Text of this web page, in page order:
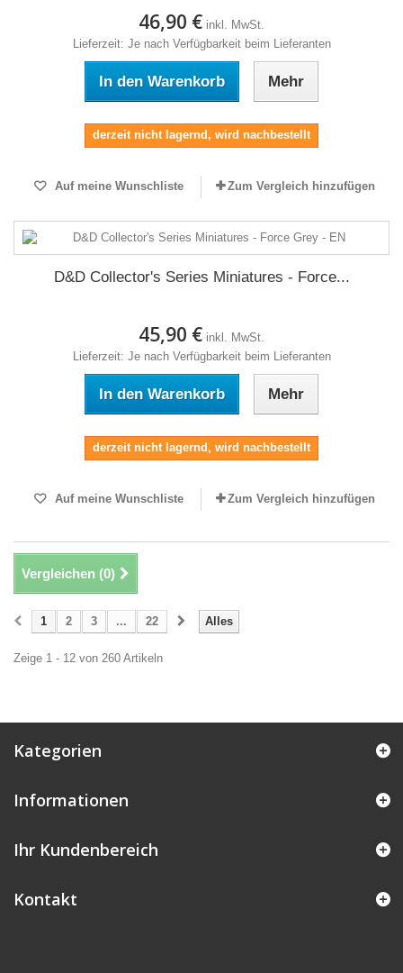
46,90 € inkl. MwSt.
Lieferzeit: Je nach Verfügbarkeit beim Lieferanten
In den Warenkorb Mehr
derzeit nicht lagernd, wird nachbestellt
Auf meine Wunschliste Zum Vergleich hinzufügen
D&D Collector's Series Miniatures - Force...
45,90 € inkl. MwSt.
Lieferzeit: Je nach Verfügbarkeit beim Lieferanten
In den Warenkorb Mehr
derzeit nicht lagernd, wird nachbestellt
Auf meine Wunschliste Zum Vergleich hinzufügen
Vergleichen (0)
Alles
1 2 3 ... 22
Zeige 1 - 12 von 260 Artikeln
Kategorien
Informationen
Ihr Kundenbereich
Kontakt